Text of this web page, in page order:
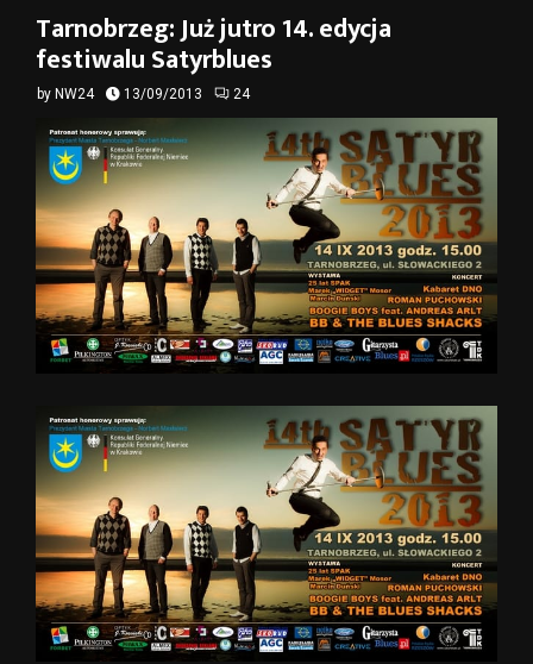
Tarnobrzeg: Już jutro 14. edycja
festiwalu Satyrblues
by NW24 13/09/2013 24